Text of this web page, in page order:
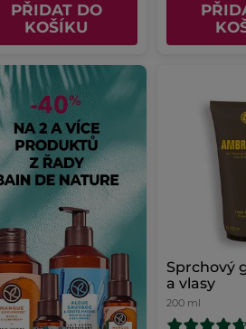
PŘIDAT DO
KOŠÍKU
Sprchový
a vlasy
200 ml